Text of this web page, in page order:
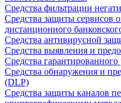
Средства фильтрации
Средства защиты сервисов
дистанционного
Средства антивирусной
Средства выявления и
Средства
Средства обнаружения и
(DLP)
Средства защиты каналов